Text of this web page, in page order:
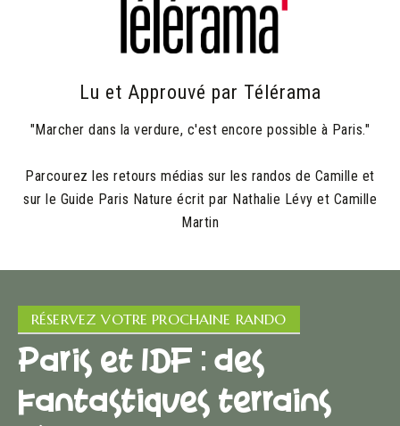
Lu et Approuvé par Télérama
"Marcher dans la verdure, c'est encore possible à Paris."
Parcourez les retours médias sur les randos de Camille et
sur le Guide Paris Nature écrit par Nathalie Lévy et Camille
Martin
RÉSERVEZ VOTRE PROCHAINE RANDO
Paris et IDF : des
fantastiques terrains